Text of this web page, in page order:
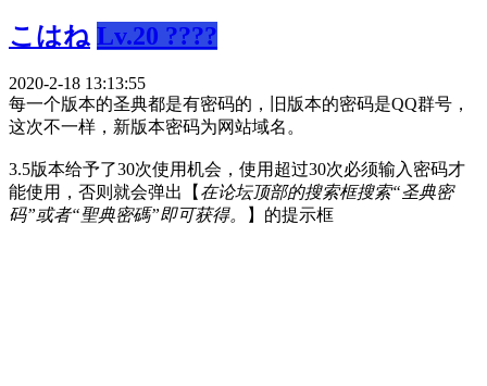
こはね Lv.20 ????
2020-2-18 13:13:55
每一个版本的圣典都是有密码的，旧版本的密码是QQ群号，
这次不一样，新版本密码为网站域名。
3.5版本给予了30次使用机会，使用超过30次必须输入密码才
能使用，否则就会弹出【 在论坛顶部的搜索框搜索“圣典密
码”或者“聖典密碼”即可获得。
】的提示框